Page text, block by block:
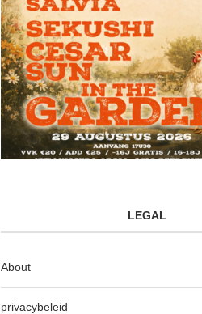
LEGAL
About
privacybeleid